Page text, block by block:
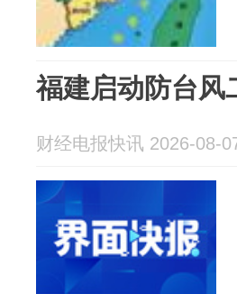
福建启动防台风
财经电报快讯 2026-08-